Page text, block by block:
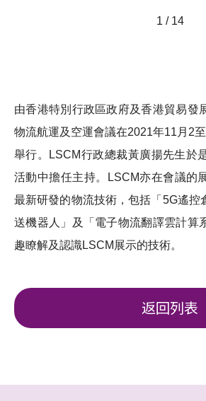
1 / 14
由香港特別行政區政府及香港貿易發
物流航運及空運會議在2021年11月2
舉行。LSCM行政總裁黃廣揚先生於
活動中擔任主持。LSCM亦在會議的
最新研發的物流技術，包括「5G遙控
送機器人」及「電子物流翻譯雲計算
趣瞭解及認識LSCM展示的技術。
返回列表